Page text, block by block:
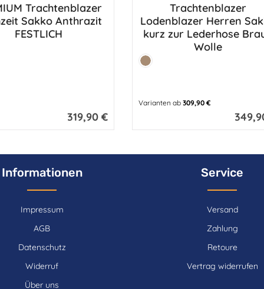
Anzahl: Gib den gewünschten
Trachtenblazer
Sakko Anthrazit
FESTLICH
Regulärer Preis:
319,90 €
Produkt Anzahl:
Trachtenblazer
Lodenblazer Herren
kurz zur Lederhose
Wolle
Farbe:
Hellbraun
Varianten ab 309,90 €
Informationen
Impressum
AGB
Datenschutz
Widerruf
Über uns
Service
Versand
Zahlung
Retoure
Vertrag widerrufen